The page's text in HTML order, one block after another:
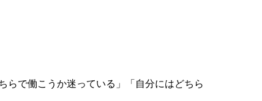
らで働こうか迷っている」「自分にはどちら